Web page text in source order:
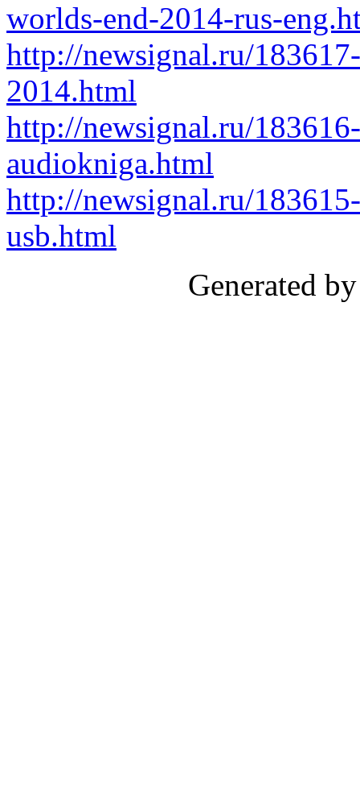
worlds-end-2014-rus-
http://newsignal.ru/
2014.html
http://newsignal.ru/
audiokniga.html
http://newsignal.ru/
usb.html
Generated